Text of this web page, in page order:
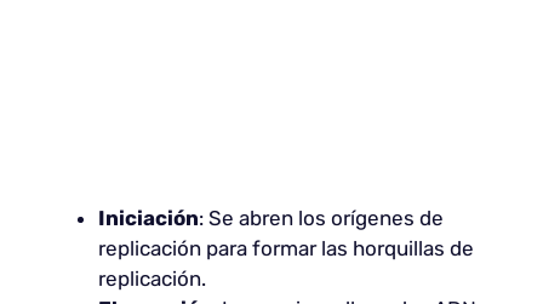
Iniciación: Se abren los orígenes de
replicación para formar las horquillas de
replicación.